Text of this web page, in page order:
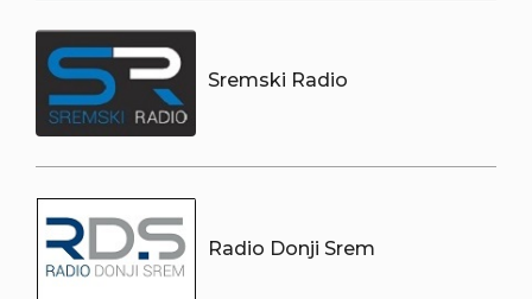
Sremski Radio
Radio Donji Srem